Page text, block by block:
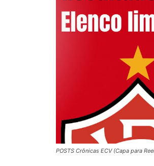
POSTS Crônicas ECV (Capa para